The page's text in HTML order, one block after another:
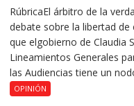
RúbricaEl árbitro de la
debate sobre la libertad
que elgobierno de Claudia
Lineamientos Generales
las Audiencias tiene un
OPINIÓN